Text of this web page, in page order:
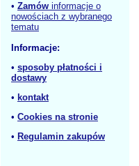
• Zamów informacje o
nowościach z wybranego
tematu
Informacje:
• sposoby płatności i
dostawy
• kontakt
• Cookies na stronie
• Regulamin zakupów